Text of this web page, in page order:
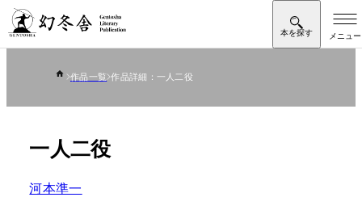
作品一覧 作品詳細：一人二役
一人二役
河本準一